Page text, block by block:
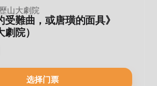
山大劇院
受難曲，或唐璜的面具》
劇院）
选择门票